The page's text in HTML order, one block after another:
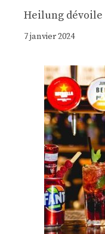
Heilung dévoile
7 janvier 2024